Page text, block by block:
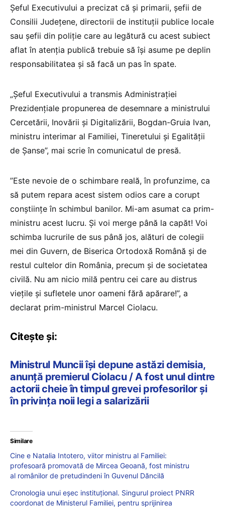
Șeful Executivului a precizat că și primarii, șefii de
Consilii Județene, directorii de instituții publice locale
sau șefii din poliție care au legătură cu acest subiect
aflat în atenția publică trebuie să își asume pe deplin
responsabilitatea și să facă un pas în spate.
„Șeful Executivului a transmis Administrației
Prezidențiale propunerea de desemnare a ministrului
Cercetării, Inovării și Digitalizării, Bogdan-Gruia Ivan,
ministru interimar al Familiei, Tineretului și Egalității
de Șanse”, mai scrie în comunicatul de presă.
”Este nevoie de o schimbare reală, în profunzime, ca
să putem repara acest sistem odios care a corupt
conștiințe în schimbul banilor. Mi-am asumat ca prim-
ministru acest lucru. Și voi merge până la capăt! Voi
schimba lucrurile de sus până jos, alături de colegii
mei din Guvern, de Biserica Ortodoxă Română și de
restul cultelor din România, precum și de societatea
civilă. Nu am nicio milă pentru cei care au distrus
viețile și sufletele unor oameni fără apărare!”, a
declarat prim-ministrul Marcel Ciolacu.
Citește și:
Ministrul Muncii își depune astăzi demisia,
anunță premierul Ciolacu / A fost unul dintre
actorii cheie în timpul grevei profesorilor și
în privința noii legi a salarizării
Similare
Cine e Natalia Intotero, viitor ministru al Familiei:
profesoară promovată de Mircea Geoană, fost ministru
al românilor de pretudindeni în Guvenul Dăncilă
Cronologia unui eșec instituțional. Singurul proiect PNRR
coordonat de Ministerul Familiei, pentru sprijinirea